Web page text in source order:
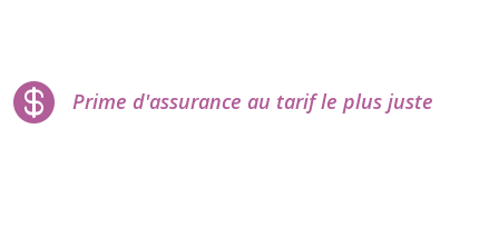
 Prime d'assurance au tarif le plus juste